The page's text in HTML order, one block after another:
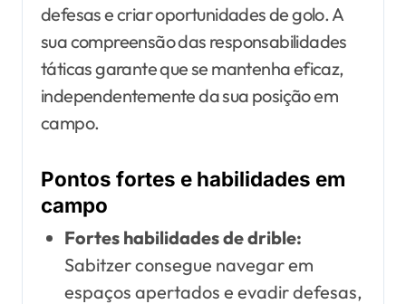
defesas e criar oportunidades de golo. A
sua compreensão das responsabilidades
táticas garante que se mantenha eficaz,
independentemente da sua posição em
campo.
Pontos fortes e habilidades em
campo
Fortes habilidades de drible:
Sabitzer consegue navegar em
espaços apertados e evadir defesas,